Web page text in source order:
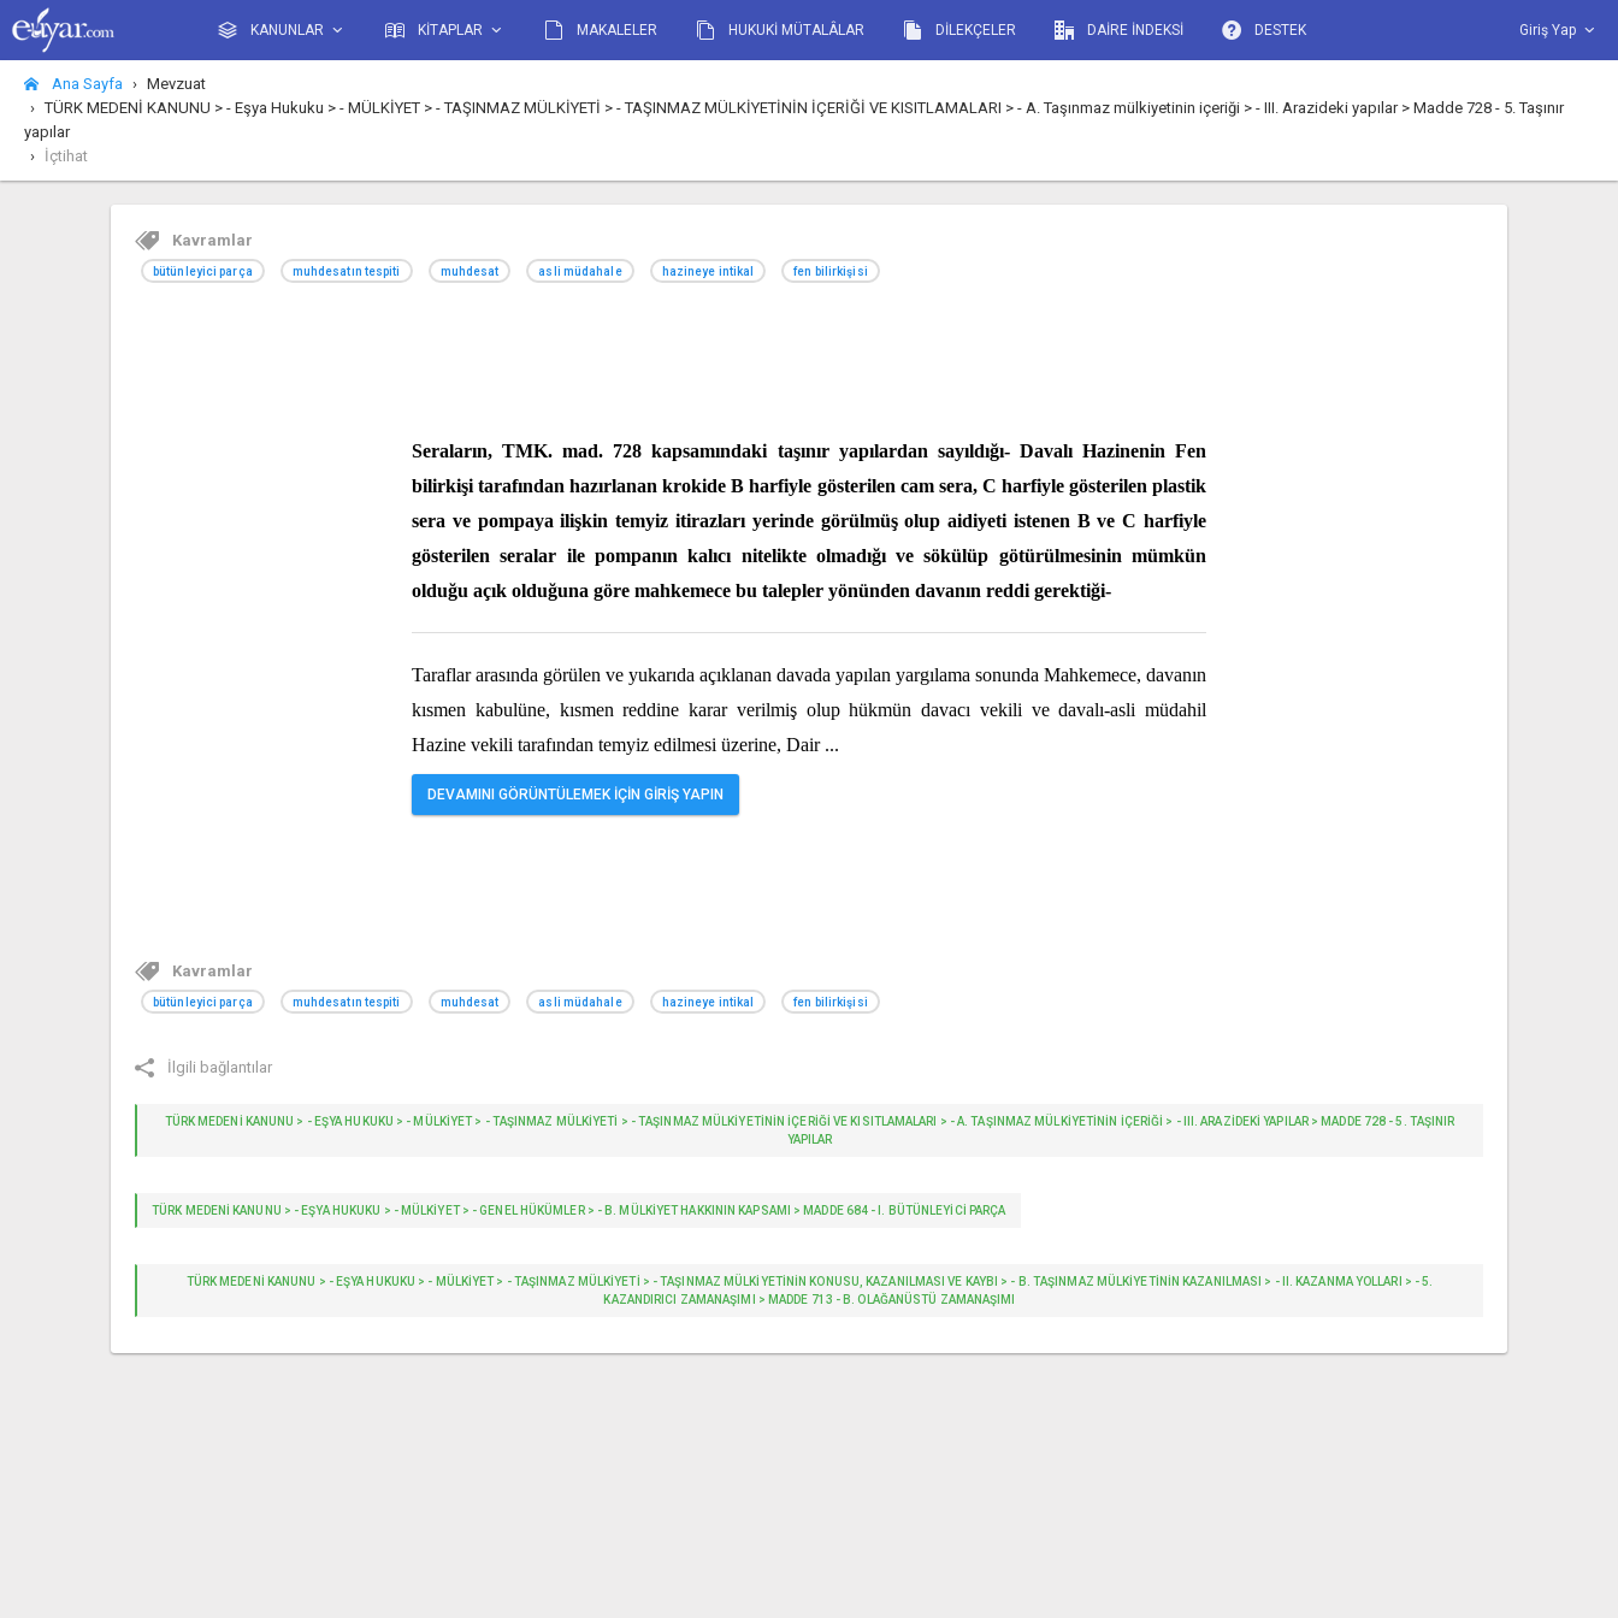
KANUNLAR KİTAPLAR MAKALELER HUKUKİ MÜTALÂLAR DİLEKÇELER DAİRE İNDEKSİ DESTEK Giriş Yap
Ana Sayfa
Mevzuat
TÜRK MEDENİ KANUNU > - Eşya Hukuku > - MÜLKİYET > - TAŞINMAZ MÜLKİYETİ > - TAŞINMAZ MÜLKİYETİNİN İÇERİĞİ VE KISITLAMALARI > - A. Taşınmaz mülkiyetinin içeriği > - III. Arazideki yapılar > Madde 728 - 5. Taşınır
yapılar
İçtihat
Kavramlar
bütünleyici parça muhdesatın tespiti muhdesat asli müdahale hazineye intikal fen bilirkişisi
Seraların, TMK. mad. 728 kapsamındaki taşınır yapılardan sayıldığı- Davalı Hazinenin Fen
bilirkişi tarafından hazırlanan krokide B harfiyle gösterilen cam sera, C harfiyle gösterilen plastik
sera ve pompaya ilişkin temyiz itirazları yerinde görülmüş olup aidiyeti istenen B ve C harfiyle
gösterilen seralar ile pompanın kalıcı nitelikte olmadığı ve sökülüp götürülmesinin mümkün
olduğu açık olduğuna göre mahkemece bu talepler yönünden davanın reddi gerektiği-
Taraflar arasında görülen ve yukarıda açıklanan davada yapılan yargılama sonunda Mahkemece, davanın
kısmen kabulüne, kısmen reddine karar verilmiş olup hükmün davacı vekili ve davalı-asli müdahil
Hazine vekili tarafından temyiz edilmesi üzerine, Dair ...
DEVAMINI GÖRÜNTÜLEMEK İÇİN GİRİŞ YAPIN
Kavramlar
bütünleyici parça muhdesatın tespiti muhdesat asli müdahale hazineye intikal fen bilirkişisi
İlgili bağlantılar
TÜRK MEDENİ KANUNU > - EŞYA HUKUKU > - MÜLKİYET > - TAŞINMAZ MÜLKİYETİ > - TAŞINMAZ MÜLKİYETİNİN İÇERİĞİ VE KISITLAMALARI > - A. TAŞINMAZ MÜLKIYETININ IÇERIĞI > - III. ARAZIDEKI YAPILAR > MADDE 728 - 5. TAŞINIR
YAPILAR
TÜRK MEDENİ KANUNU > - EŞYA HUKUKU > - MÜLKİYET > - GENEL HÜKÜMLER > - B. MÜLKIYET HAKKININ KAPSAMI > MADDE 684 - I. BÜTÜNLEYICI PARÇA
TÜRK MEDENİ KANUNU > - EŞYA HUKUKU > - MÜLKİYET > - TAŞINMAZ MÜLKİYETİ > - TAŞINMAZ MÜLKİYETİNİN KONUSU, KAZANILMASI VE KAYBI > - B. TAŞINMAZ MÜLKIYETININ KAZANILMASI > - II. KAZANMA YOLLARI > - 5.
KAZANDIRICI ZAMANAŞIMI > MADDE 713 - B. OLAĞANÜSTÜ ZAMANAŞIMI